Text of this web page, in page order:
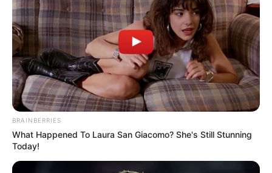
Líder: Pedro Lucas Fernandes (MA). E-mail:
dep.pedrolucasfernandes@camara.leg.br / Telefone: (61) 3215-
5814
PP - Progressistas
Integrantes: 48
Líder: Doutor Luizinho. E-mail:
Telefone: (61) 3215-5577.
REPUBLICANOS- Republicanos
BRAINBERRIES
What Happened To Laura San Giacomo? She's Still Stunning
Today!